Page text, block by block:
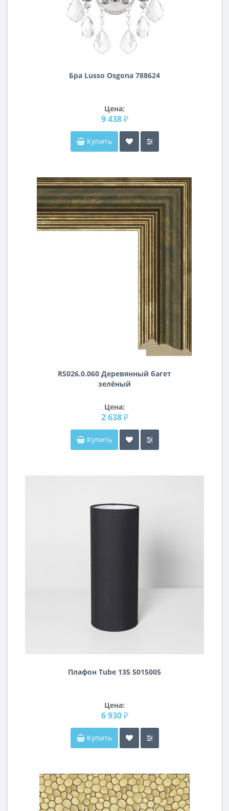
Бра Lusso Osgona 788624
Цена:
9 438 ₽
Купить
RS026.0.060 Деревянный багет
зелёный
Цена:
2 638 ₽
Купить
Плафон Tube 135 5015005
Цена:
6 930 ₽
Купить